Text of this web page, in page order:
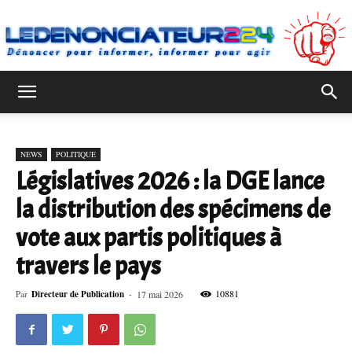
NEWS POLITIQUE
Législatives 2026 : la DGE lance
la distribution des spécimens de
vote aux partis politiques à
travers le pays
Par Directeur de Publication - 17 mai 2026 10881